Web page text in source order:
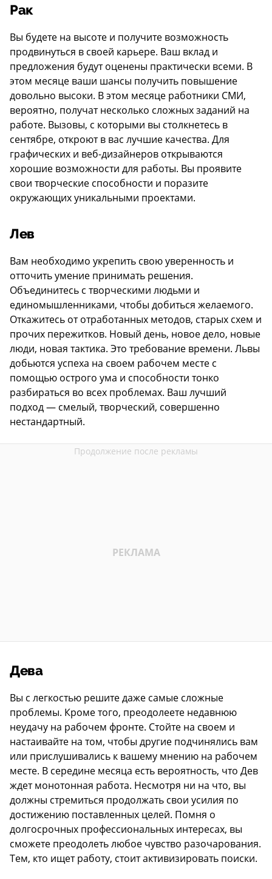
Рак
Вы будете на высоте и получите возможность
продвинуться в своей карьере. Ваш вклад и
предложения будут оценены практически всеми. В
этом месяце ваши шансы получить повышение
довольно высоки. В этом месяце работники СМИ,
вероятно, получат несколько сложных заданий на
работе. Вызовы, с которыми вы столкнетесь в
сентябре, откроют в вас лучшие качества. Для
графических и веб-дизайнеров открываются
хорошие возможности для работы. Вы проявите
свои творческие способности и поразите
окружающих уникальными проектами.
Лев
Вам необходимо укрепить свою уверенность и
отточить умение принимать решения.
Объединитесь с творческими людьми и
единомышленниками, чтобы добиться желаемого.
Откажитесь от отработанных методов, старых схем и
прочих пережитков. Новый день, новое дело, новые
люди, новая тактика. Это требование времени. Львы
добьются успеха на своем рабочем месте с
помощью острого ума и способности тонко
разбираться во всех проблемах. Ваш лучший
подход — смелый, творческий, совершенно
нестандартный.
Дева
Вы с легкостью решите даже самые сложные
проблемы. Кроме того, преодолеете недавнюю
неудачу на рабочем фронте. Стойте на своем и
настаивайте на том, чтобы другие подчинялись вам
или прислушивались к вашему мнению на рабочем
месте. В середине месяца есть вероятность, что Дев
ждет монотонная работа. Несмотря ни на что, вы
должны стремиться продолжать свои усилия по
достижению поставленных целей. Помня о
долгосрочных профессиональных интересах, вы
сможете преодолеть любое чувство разочарования.
Тем, кто ищет работу, стоит активизировать поиски.